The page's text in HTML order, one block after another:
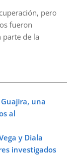
pero
fueron
parte de la
una
al
y Diala
investigados